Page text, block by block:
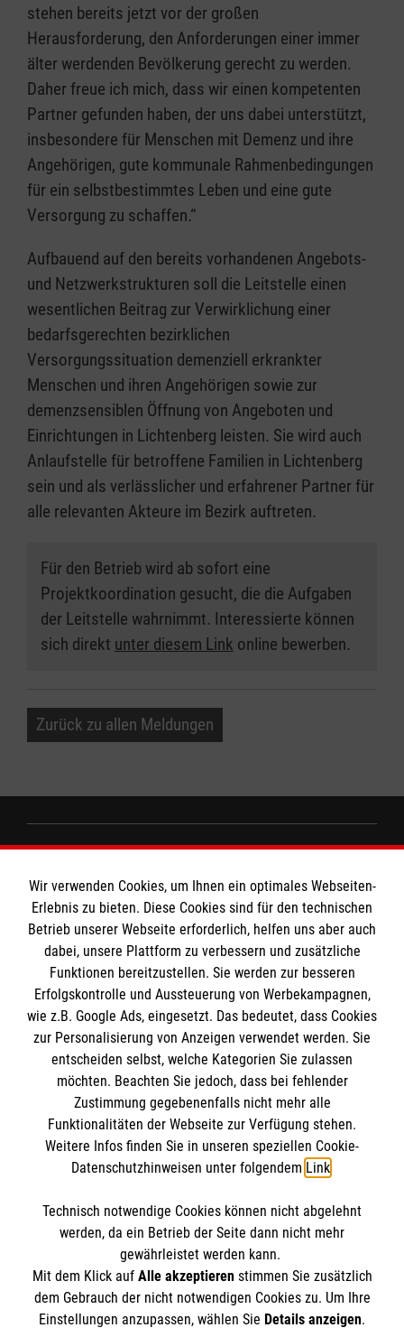
stehen bereits jetzt vor der großen
Herausforderung, den Anforderungen einer immer
älter werdenden Bevölkerung gerecht zu werden.
Daher freue ich mich, dass wir einen kompetenten
Partner gefunden haben, der uns dabei unterstützt,
insbesondere für Menschen mit Demenz und ihre
Angehörigen, gute kommunale Rahmenbedingungen
für ein selbstbestimmtes Leben und eine gute
Versorgung zu schaffen.“
Aufbauend auf den bereits vorhandenen Angebots-
und Netzwerkstrukturen soll die Leitstelle einen
wesentlichen Beitrag zur Verwirklichung einer
bedarfsgerechten bezirklichen
Versorgungssituation demenziell erkrankter
Menschen und ihren Angehörigen sowie zur
demenzsensiblen Öffnung von Angeboten und
Einrichtungen in Lichtenberg leisten. Sie wird auch
Anlaufstelle für betroffene Familien in Lichtenberg
sein und als verlässlicher und erfahrener Partner für
alle relevanten Akteure im Bezirk auftreten.
Für den Betrieb wird ab sofort eine
Projektkoordination gesucht, die die Aufgaben
der Leitstelle wahrnimmt. Interessierte können
sich direkt unter diesem Link online bewerben.
Zurück zu allen Meldungen
Kontakt
Impressum
Datenschutz
Barrierefreiheit
Die Malteser
Malteser in Deutschland
Malteser Aware
Malteserorden
Malteser Sharepoint
Spendenkonto
Empfänger: Malteser Hilfsdienst e.V.
Bank: Pax-Bank für Kirche und Caritas eG
IBAN: DE03 3706 0120 1201 2040 18
BIC: GENODED1PA7
online spenden
So finden Sie uns
Siemensdamm 50
13629 Berlin
Telefon 030/348 003-0
Soziale Netzwerke
Der Malteser Hilfsdienst e.V. ist als eingetragene
Wir verwenden Cookies, um Ihnen ein optimales Webseiten-
Erlebnis zu bieten. Diese Cookies sind für den technischen
Betrieb unserer Webseite erforderlich, helfen uns aber auch
dabei, unsere Plattform zu verbessern und zusätzliche
Funktionen bereitzustellen. Sie werden zur besseren
Erfolgskontrolle und Aussteuerung von Werbekampagnen,
wie z.B. Google Ads, eingesetzt. Das bedeutet, dass Cookies
zur Personalisierung von Anzeigen verwendet werden. Sie
entscheiden selbst, welche Kategorien Sie zulassen
möchten. Beachten Sie jedoch, dass bei fehlender
Zustimmung gegebenenfalls nicht mehr alle
Funktionalitäten der Webseite zur Verfügung stehen.
Weitere Infos finden Sie in unseren speziellen Cookie-
Datenschutzhinweisen unter folgendem Link.
Technisch notwendige Cookies können nicht abgelehnt
werden, da ein Betrieb der Seite dann nicht mehr
gewährleistet werden kann.
Mit dem Klick auf Alle akzeptierenstimmen Sie zusätzlich
dem Gebrauch der nicht notwendigen Cookies zu. Um Ihre
Einstellungen anzupassen, wählen Sie Details anzeigen.